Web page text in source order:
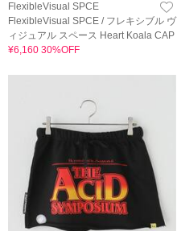
FlexibleVisual SPCE
FlexibleVisual SPCE / フレキシブル ヴ
ィジュアル スペース Heart Koala CAP
¥6,160 30%OFF